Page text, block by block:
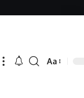
Font
Aa